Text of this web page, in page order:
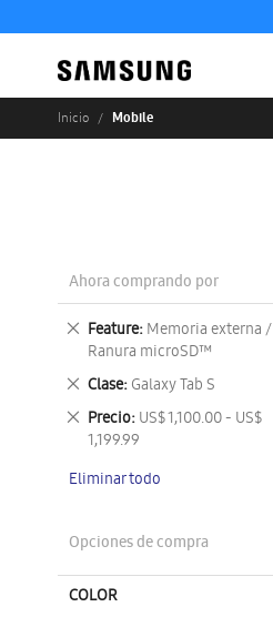
Inicio Mobile
Ahora comprando por
Feature Memoria externa /
Ranura microSD™
Eliminar
este
artículo
Clase Galaxy Tab S
Eliminar
este
artículo
Precio US$ 1,100.00 - US$
1,199.99
Eliminar
este
Eliminar todo
Opciones de compra
COLOR